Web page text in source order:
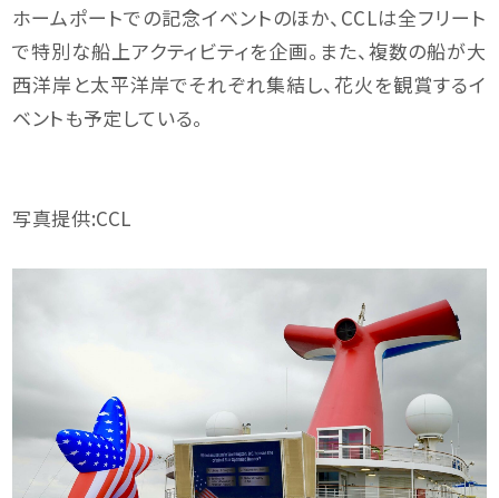
ホームポートでの記念イベントのほか、CCLは全フリート
で特別な船上アクティビティを企画。また、複数の船が大
西洋岸と太平洋岸でそれぞれ集結し、花火を観賞するイ
ベントも予定している。
写真提供:CCL